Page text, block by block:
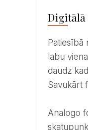
Digitālā
Patiesībā nav lielas nozīmes salīdzināt šos divus foto veidus – katram ir savi plusi un raksturs un izvēle par
labu
daudz
Savukārt
Analogo fotogrāfiju izvēlas tie, kuru uzrunā tā unikālā estētika un neparedzamība. Taču no fotogrāfa